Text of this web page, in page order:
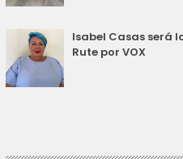
Isabel Casas será
Rute por VOX